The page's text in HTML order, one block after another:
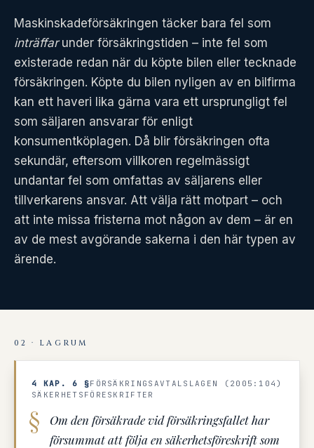
Maskinskadeförsäkringen täcker bara fel som
inträffarunder försäkringstiden – inte fel som
existerade redan när du köpte bilen eller tecknade
försäkringen. Köpte du bilen nyligen av en bilfirma
kan ett haveri lika gärna vara ett ursprungligt fel
som säljaren ansvarar för enligt
konsumentköplagen. Då blir försäkringen ofta
sekundär, eftersom villkoren regelmässigt
undantar fel som omfattas av säljarens eller
tillverkarens ansvar. Att välja rätt motpart – och
att inte missa fristerna mot någon av dem – är en
av de mest avgörande sakerna i den här typen av
ärende.
02 · LAGRUM
4 KAP. 6 §FÖRSÄKRINGSAVTALSLAGEN (2005:104)
SÄKERHETSFÖRESKRIFTER
Om den försäkrade vid försäkringsfallet har
försummat att följa en säkerhetsföreskrift som